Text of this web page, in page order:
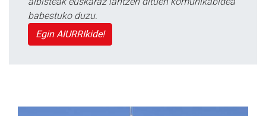
babestuko duzu.
Egin AIURRIkide!